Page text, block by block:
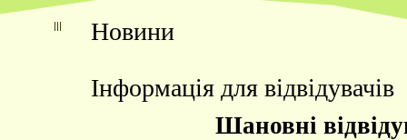
Новини
Інформація для відвідувачів
Шановні